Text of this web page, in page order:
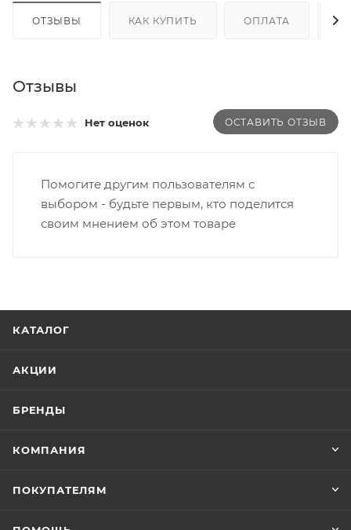
ОТЗЫВЫ КАК КУПИТЬ ОПЛАТА
Отзывы
Нет оценок ОСТАВИТЬ ОТЗЫВ
Помогите другим пользователям с
выбором - будьте первым, кто поделится
своим мнением об этом товаре
КАТАЛОГ
АКЦИИ
БРЕНДЫ
КОМПАНИЯ
ПОКУПАТЕЛЯМ